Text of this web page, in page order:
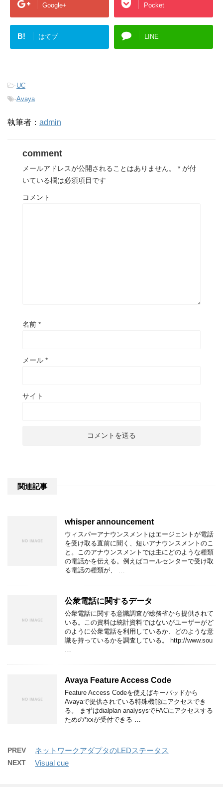
Google+ Pocket
B! はてブ LINE
-UC
-Avaya
執筆者： admin
comment
メールアドレスが公開されることはありません。 * が付
いている欄は必須項目です
コメント
名前 *
メール *
サイト
関連記事
whisper announcement
ウィスパーアナウンスメントはエージェントが電話
を受け取る直前に聞く、短いアナウンスメントのこ
と。このアナウンスメントでは主にどのような種類
の電話かを伝える。例えばコールセンターで受け取
る電話の種類が、 …
公衆電話に関するデータ
公衆電話に関する意識調査が総務省から提供されて
いる。この資料は統計資料ではないがユーザーがど
のように公衆電話を利用しているか、どのような意
識を持っているかを調査している。 http://www.sou
Avaya Feature Access Code
Feature Access Codeを使えばキーパッドから
Avayaで提供されている特殊機能にアクセスでき
る。 まずはdialplan analysysでFACにアクセスする
ための*xxが受付できる …
PREV ネットワークアダプタのLEDステータス
NEXT Visual cue